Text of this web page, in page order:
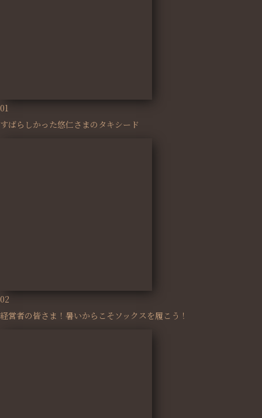
01
すばらしかった悠仁さまのタキシード
02
経営者の皆さま！暑いからこそソックスを履こう！